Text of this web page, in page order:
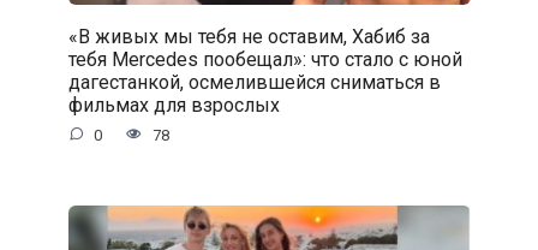
«В живых мы тебя не оставим, Хабиб за
тебя Mercedes пообещал»: что стало с юной
дагестанкой, осмелившейся сниматься в
фильмах для взрослых
0 78